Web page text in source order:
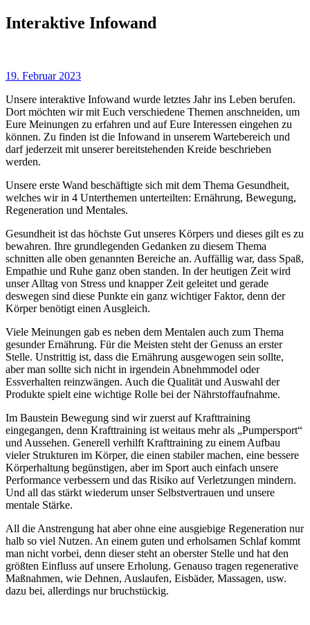
Skip
Skip
to
Interaktive Infowand
19. Februar 2023
Unsere interaktive Infowand wurde letztes Jahr ins Leben berufen.
Dort möchten wir mit Euch verschiedene Themen anschneiden, um
Eure Meinungen zu erfahren und auf Eure Interessen eingehen zu
können. Zu finden ist die Infowand in unserem Wartebereich und
darf jederzeit mit unserer bereitstehenden Kreide beschrieben
werden.
Unsere erste Wand beschäftigte sich mit dem Thema Gesundheit,
welches wir in 4 Unterthemen unterteilten: Ernährung, Bewegung,
Regeneration und Mentales.
Gesundheit ist das höchste Gut unseres Körpers und dieses gilt es zu
bewahren. Ihre grundlegenden Gedanken zu diesem Thema
schnitten alle oben genannten Bereiche an. Auffällig war, dass Spaß,
Empathie und Ruhe ganz oben standen. In der heutigen Zeit wird
unser Alltag von Stress und knapper Zeit geleitet und gerade
deswegen sind diese Punkte ein ganz wichtiger Faktor, denn der
Körper benötigt einen Ausgleich.
Viele Meinungen gab es neben dem Mentalen auch zum Thema
gesunder Ernährung. Für die Meisten steht der Genuss an erster
Stelle. Unstrittig ist, dass die Ernährung ausgewogen sein sollte,
aber man sollte sich nicht in irgendein Abnehmmodel oder
Essverhalten reinzwängen. Auch die Qualität und Auswahl der
Produkte spielt eine wichtige Rolle bei der Nährstoffaufnahme.
Im Baustein Bewegung sind wir zuerst auf Krafttraining
eingegangen, denn Krafttraining ist weitaus mehr als „Pumpersport“
und Aussehen. Generell verhilft Krafttraining zu einem Aufbau
vieler Strukturen im Körper, die einen stabiler machen, eine bessere
Körperhaltung begünstigen, aber im Sport auch einfach unsere
Performance verbessern und das Risiko auf Verletzungen mindern.
Und all das stärkt wiederum unser Selbstvertrauen und unsere
mentale Stärke.
All die Anstrengung hat aber ohne eine ausgiebige Regeneration nur
halb so viel Nutzen. An einem guten und erholsamen Schlaf kommt
man nicht vorbei, denn dieser steht an oberster Stelle und hat den
größten Einfluss auf unsere Erholung. Genauso tragen regenerative
Maßnahmen, wie Dehnen, Auslaufen, Eisbäder, Massagen, usw.
dazu bei, allerdings nur bruchstückig.